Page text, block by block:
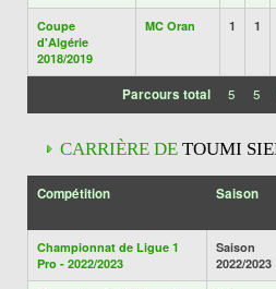
Coupe
d'Algérie
2018/2019
MC Oran 1 1
Parcours total 5 5
CARRIÈRE DE TOUMI
Compétition Saison
Championnat de Ligue 1
Pro - 2022/2023
Saison
2022/2023